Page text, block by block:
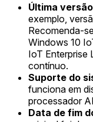
Última
exemplo,
Recomenda-
Windows 10
IoT Enterprise
contínuo.
Suporte do
funciona em
processador
Data de fim